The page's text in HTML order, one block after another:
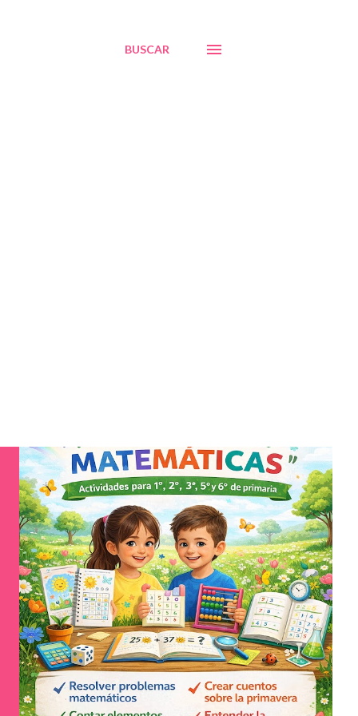
BUSCAR